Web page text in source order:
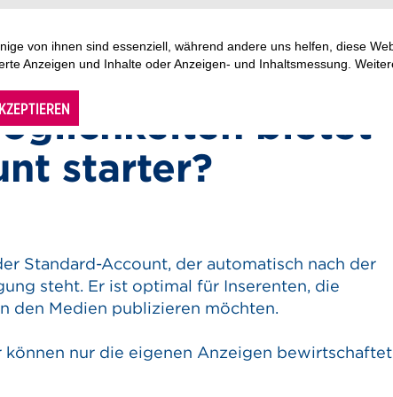
von ihnen sind essenziell, während andere uns helfen, diese
Anzeigen und Inhalte oder Anzeigen- und Inhaltsmessung.
bietet
starter?
Standard-Account, der automatisch nach der
steht. Er ist optimal für Inserenten, die
den Medien publizieren möchten.
nur die eigenen Anzeigen bewirtschaftet